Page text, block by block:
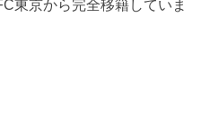
東京から完全移籍していま